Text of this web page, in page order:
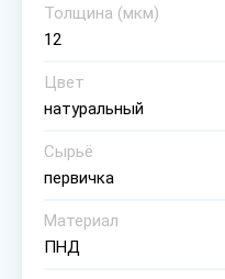
Толщина (мкм)
12
Цвет
натуральный
Сырьё
первичка
Материал
ПНД